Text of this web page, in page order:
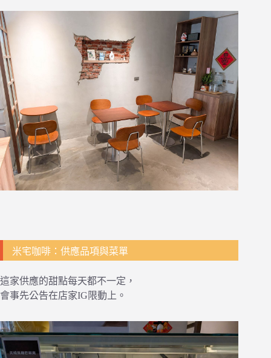
米宅咖啡：供應品項與菜單
這家供應的甜點每天都不一定，
會事先公告在店家IG限動上。